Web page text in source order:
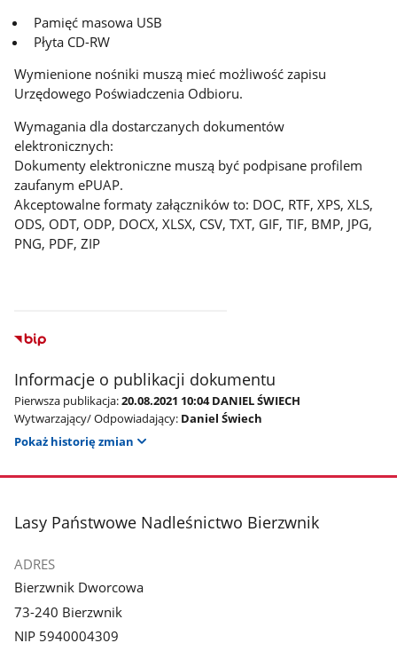
Pamięć masowa USB
Płyta CD-RW
Wymienione nośniki muszą mieć możliwość zapisu
Urzędowego Poświadczenia Odbioru.
Wymagania dla dostarczanych dokumentów
elektronicznych:
Dokumenty elektroniczne muszą być podpisane profilem
zaufanym ePUAP.
Akceptowalne formaty załączników to: DOC, RTF, XPS, XLS,
ODS, ODT, ODP, DOCX, XLSX, CSV, TXT, GIF, TIF, BMP, JPG,
PNG, PDF, ZIP
Informacje o publikacji dokumentu
Pierwsza publikacja:20.08.2021 10:04 DANIEL ŚWIECH
Wytwarzający/ Odpowiadający: Daniel Świech
Pokaż historię zmian
stopka
Lasy Państwowe Nadleśnictwo Bierzwnik
ADRES
Bierzwnik Dworcowa
73-240 Bierzwnik
NIP 5940004309